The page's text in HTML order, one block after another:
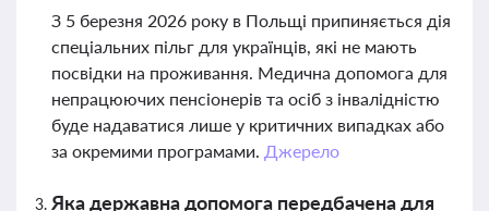
З 5 березня 2026 року в Польщі припиняється дія
спеціальних пільг для українців, які не мають
посвідки на проживання. Медична допомога для
непрацюючих пенсіонерів та осіб з інвалідністю
буде надаватися лише у критичних випадках або
за окремими програмами. Джерело
Яка державна допомога передбачена для